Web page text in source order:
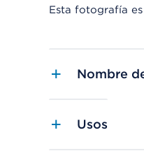
Esta fotografía
Nombre
Usos